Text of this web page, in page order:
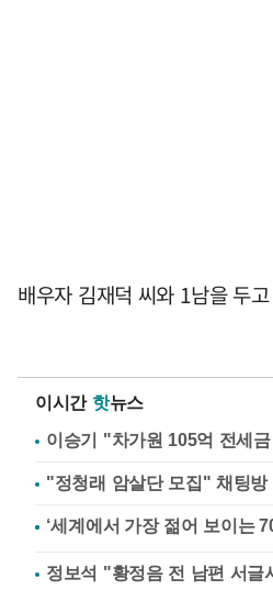
배우자 김재덕 씨와 1남을 두
이시간 핫뉴스
이승기 "차가원 105억 전세
"정청래 암살단 모집" 채팅방
정보석 "황정음 전 남편 서